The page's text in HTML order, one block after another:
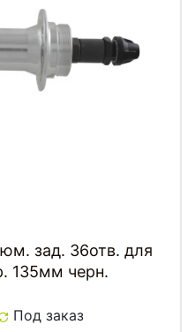
зад. 36отв. для
135мм черн.
Под заказ